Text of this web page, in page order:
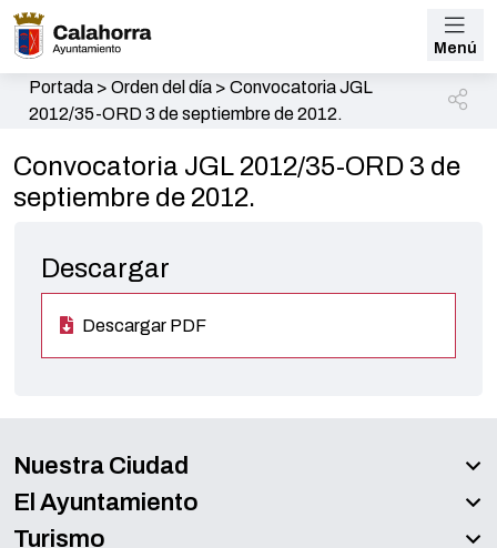
Menú
Portada> Orden del día> Convocatoria JGL
2012/35-ORD 3 de septiembre de 2012.
Convocatoria JGL 2012/35-ORD 3 de
septiembre de 2012.
Descargar
Descargar PDF
Nuestra Ciudad
El Ayuntamiento
Turismo